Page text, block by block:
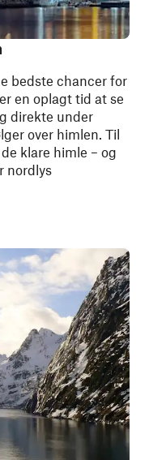
bedste chancer for
en oplagt tid at se
direkte under
over himlen. Til
klare himle – og
nordlys